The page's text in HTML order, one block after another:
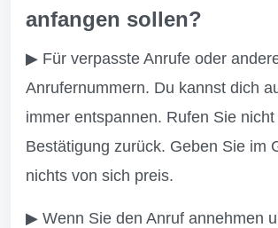
anfangen sollen?
▶ Für verpasste Anrufe oder
Anrufernummern. Du kannst dich
immer entspannen. Rufen Sie
Bestätigung zurück. Geben Sie im
nichts von sich preis.
▶ Wenn Sie den Anruf annehmen